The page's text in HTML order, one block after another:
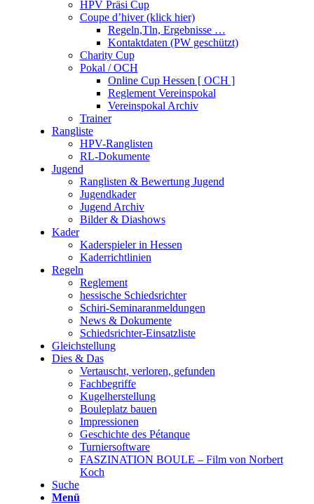
HPV Präsi Cup
Coupe d’hiver (klick hier)
Regeln,Tln, Ergebnisse …
Kontaktdaten (PW geschützt)
Charity Cup
Pokal / OCH
Online Cup Hessen [ OCH ]
Reglement Vereinspokal
Vereinspokal Archiv
Trainer
Rangliste
HPV-Ranglisten
RL-Dokumente
Jugend
Ranglisten & Bewertung Jugend
Jugendkader
Jugend Archiv
Bilder & Diashows
Kader
Kaderspieler in Hessen
Kaderrichtlinien
Regeln
Reglement
hessische Schiedsrichter
Schiri-Seminaranmeldungen
News & Dokumente
Schiedsrichter-Einsatzliste
Gleichstellung
Dies & Das
Vertauscht, verloren, gefunden
Fachbegriffe
Kugelherstellung
Bouleplatz bauen
Impressionen
Geschichte des Pétanque
Turniersoftware
FASZINATION BOULE – Film von Norbert
Koch
Suche
Menü